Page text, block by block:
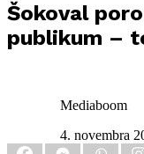
Šokoval
publikum –
Mediaboom
4. novembra